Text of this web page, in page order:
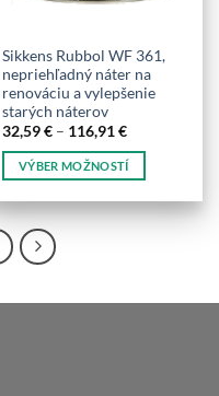
Sikkens Rubbol WF 361,
nepriehľadný náter na
renováciu a vylepšenie
starých náterov
32,59€ – 116,91€Price
32,59 €
through
VÝBER MOŽNOSTÍ
produkt
má
viacero
Možnosti